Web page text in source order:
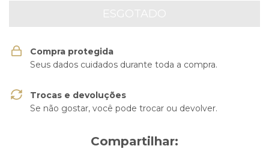
Compra protegida
Seus dados cuidados durante toda a compra.
Trocas e devoluções
Se não gostar, você pode trocar ou devolver.
Compartilhar: